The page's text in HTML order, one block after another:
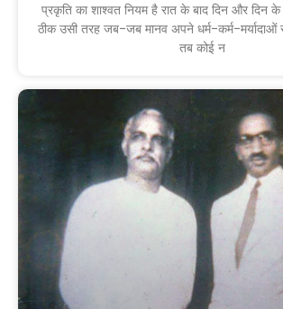
प्रकृति का शाश्वत नियम है रात के बाद दिन और दिन
ठीक उसी तरह जब-जब मानव अपने धर्म-कर्म-मर्यादाओं
तब कोई न